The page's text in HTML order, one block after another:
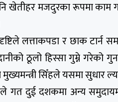
खेतीहर मजदुरका रूपमा काम
लत्ताकपडा र छाक टार्न
ठूलो हिस्सा गुम्ने गरेको
मुख्यमन्त्री सिँहले यसमा सुधार
गत दुई दशकमा अन्य